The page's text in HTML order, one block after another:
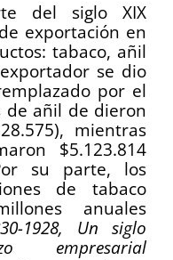
del siglo XIX
exportación en
tabaco, añil
se dio
por el
de añil de dieron
mientras
$5.123.814
su parte, los
de tabaco
anuales
1928, Un siglo
empresarial